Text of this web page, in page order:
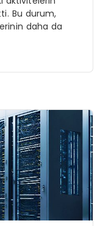
Bu durum,
daha da